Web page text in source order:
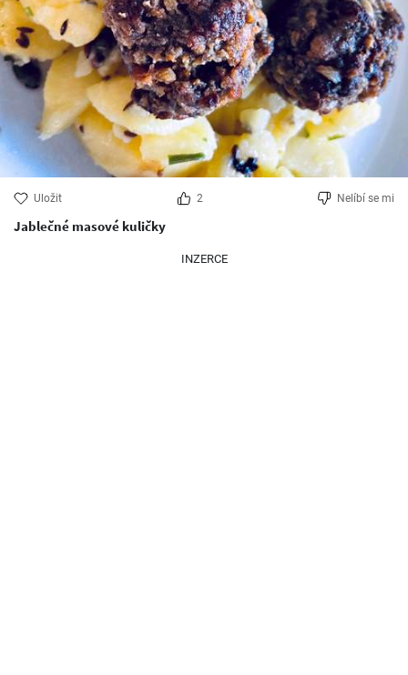
Uložit 2 Nelíbí se mi
Jablečné masové kuličky
INZERCE